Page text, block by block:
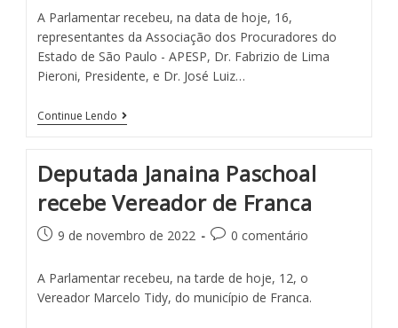
A Parlamentar recebeu, na data de hoje, 16,
representantes da Associação dos Procuradores do
Estado de São Paulo - APESP, Dr. Fabrizio de Lima
Pieroni, Presidente, e Dr. José Luiz…
Continue Lendo
Deputada Janaina Paschoal
recebe Vereador de Franca
9 de novembro de 2022 0 comentário
A Parlamentar recebeu, na tarde de hoje, 12, o
Vereador Marcelo Tidy, do município de Franca.